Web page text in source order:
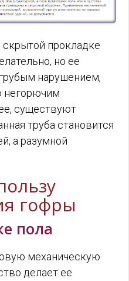
прокладке
но ее
нарушением,
негорючим
существуют
труба становится
а разумной
гофры
пола
механическую
делает ее